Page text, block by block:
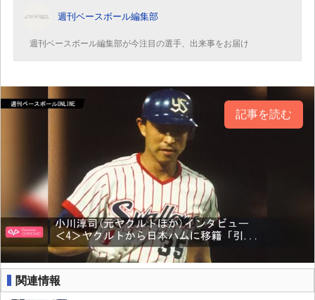
週刊ベースボール編集部
週刊ベースボール編集部が今注目の選手、出来事をお届け
記事を読む
関連情報